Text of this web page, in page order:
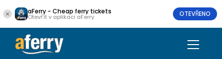
aFerry - Cheap ferry tickets
Otevřít v aplikaci aFerry OTEVŘENO